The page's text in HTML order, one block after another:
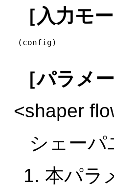
［入力モー
(config)
［パラメ
<shaper
シェーパ
本パラ